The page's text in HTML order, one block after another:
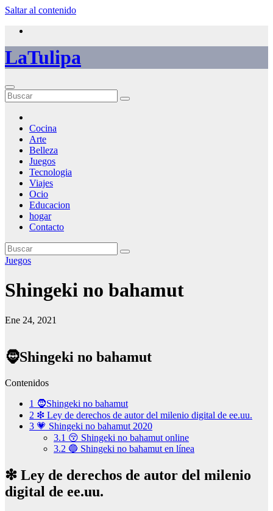
Saltar al contenido
LaTulipa
Cocina
Arte
Belleza
Juegos
Tecnologia
Viajes
Ocio
Educacion
hogar
Contacto
Juegos
Shingeki no bahamut
Ene 24, 2021
🧔Shingeki no bahamut
Contenidos
1 🧔Shingeki no bahamut
2 ❇ Ley de derechos de autor del milenio digital de ee.uu.
3 💗 Shingeki no bahamut 2020
3.1 😚 Shingeki no bahamut online
3.2 🔵 Shingeki no bahamut en línea
❇ Ley de derechos de autor del milenio
digital de ee.uu.